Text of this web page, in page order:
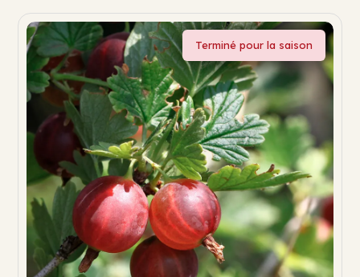
Terminé pour la saison